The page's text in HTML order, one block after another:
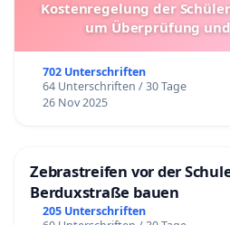
Kostenregelung der
um Überprüfung
702 Unterschriften
64 Unterschriften / 30 Tage
26 Nov 2025
Zebrastreifen vor der
Berduxstraße bauen
205 Unterschriften